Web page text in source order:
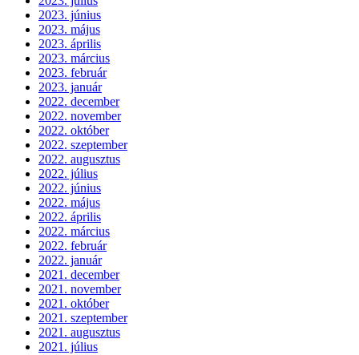
2023. június
2023. május
2023. április
2023. március
2023. február
2023. január
2022. december
2022. november
2022. október
2022. szeptember
2022. augusztus
2022. július
2022. június
2022. május
2022. április
2022. március
2022. február
2022. január
2021. december
2021. november
2021. október
2021. szeptember
2021. augusztus
2021. július